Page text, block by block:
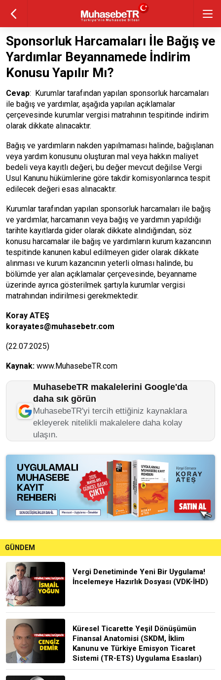
Sponsorluk Harcamaları İle Bağış ve
Yardımlar Beyannamede İndirim
Konusu Yapılır Mı?
Cevap: Kurumlar tarafından yapılan sponsorluk harcamaları
ile bağış ve yardımlar, aşağıda yapılan açıklamalar
çerçevesinde kurumlar vergisi matrahının tespitinde indirim
olarak dikkate alınacaktır.
Bağış ve yardımların nakden yapılmaması halinde, bağışlanan
veya yardım konusunu oluşturan mal veya hakkın maliyet
bedeli veya kayıtlı değeri, bu değer mevcut değilse Vergi
Usul Kanunu hükümlerine göre takdir komisyonlarınca tespit
edilecek değeri esas alınacaktır.
Kurumlar tarafından yapılan sponsorluk harcamaları ile bağış
ve yardımlar, harcamanın veya bağış ve yardımın yapıldığı
tarihte kayıtlarda gider olarak dikkate alındığından, söz
konusu harcamalar ile bağış ve yardımların kurum kazancının
tespitinde kanunen kabul edilmeyen gider olarak dikkate
alınması ve kurum kazancının yeterli olması halinde, bu
bölümde yer alan açıklamalar çerçevesinde, beyanname
üzerinde ayrıca gösterilmek şartıyla kurumlar vergisi
matrahından indirilmesi gerekmektedir.
Koray ATEŞ
korayates@muhasebetr.com
(22.07.2025)
Kaynak: www.MuhasebeTR.com
MuhasebeTR makalelerini Google'da
daha sık görün
MuhasebeTR'yi tercih ettiğiniz kaynaklara
ekleyerek nitelikli makalelere daha kolay
ulaşın.
GÜNDEM
Vergi Denetiminde Yeni Bir Uygulama!
İncelemeye Hazırlık Dosyası (VDK-İHD)
Küresel Ticarette Yeşil Dönüşümün
Finansal Anatomisi (SKDM, İklim
Kanunu ve Türkiye Emisyon Ticaret
Sistemi (TR-ETS) Uygulama Esasları)